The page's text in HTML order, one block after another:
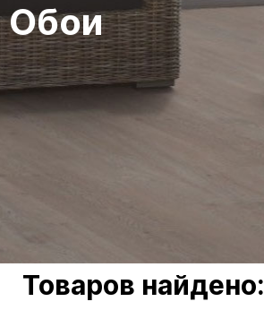
Обои
Товаров найдено: